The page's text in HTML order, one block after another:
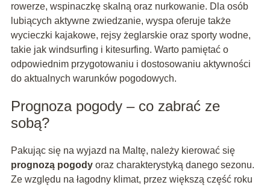
rowerze, wspinaczkę skalną oraz nurkowanie. Dla osób
lubiących aktywne zwiedzanie, wyspa oferuje także
wycieczki kajakowe, rejsy żeglarskie oraz sporty wodne,
takie jak windsurfing i kitesurfing. Warto pamiętać o
odpowiednim przygotowaniu i dostosowaniu aktywności
do aktualnych warunków pogodowych.
Prognoza pogody – co zabrać ze
sobą?
Pakując się na wyjazd na Maltę, należy kierować się
prognozą pogodyoraz charakterystyką danego sezonu.
Ze względu na łagodny klimat, przez większą część roku